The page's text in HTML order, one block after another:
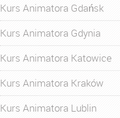
Kurs Animatora Gdańsk
Kurs Animatora Gdynia
Kurs Animatora Katowice
Kurs Animatora Kraków
Kurs Animatora Lublin